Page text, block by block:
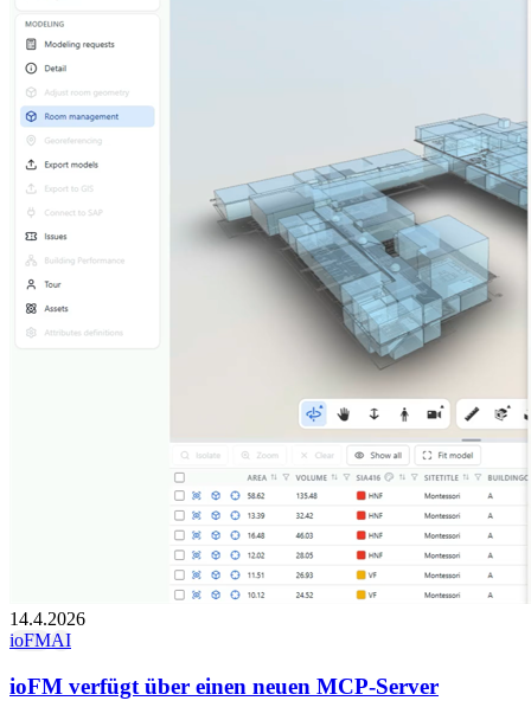
14.4.2026
ioFMAI
ioFM verfügt über einen neuen MCP-Server